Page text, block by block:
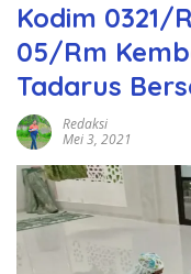
Kodim 0321/
05/Rm
Tadarus
Redaksi
Mei 3, 2021